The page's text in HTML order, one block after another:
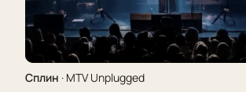
Сплин · MTV Unplugged